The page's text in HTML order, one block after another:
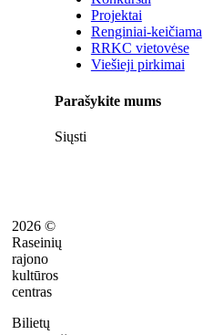
Projektai
Renginiai-keičiama
RRKC vietovėse
Viešieji pirkimai
Parašykite mums
Siųsti
2026 ©
Raseinių
rajono
kultūros
centras
Bilietų